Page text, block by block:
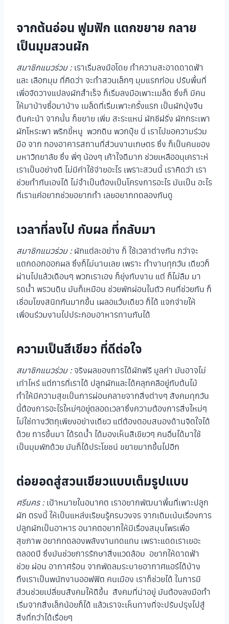
จากต้นอ่อน ฟูมฟัก แตกขยาย กลาย
เป็นมุมสวนผัก
สมาชิกแนวร่วม :เราเริ่มลงมือโดย ทำความสะอาดดาดฟ้า
และ เลือกมุม ที่คิดว่า จะทำสวนเล็กๆ มุมแรกก่อน ปรับพื้นที่
เพื่อจัดวางแปลงผักสำเร็จ ก็เริ่มลงมือเพาะเมล็ด ซึ่งก็ มีคน
ให้มาบ้างซื้อมาบ้าง เมล็ดที่เริ่มเพาะครั้งแรก เป็นผักบุ้งจีน
ต้นคะน้า จากนั้น ก็ขยาย เพิ่ม สะระแหน่ ผักชีฝรั่ง ผักกระเพา
ผักโหระพา พริกขี้หนู พวกดิน พวกปุ๋ย นี่ เราไปขอความร่วม
มือ จาก กองอาคารสถานที่ส่วนงานเกษตร ซึ่ง ก็เป็นคนของ
มหาวิทยาลัย ซึ่ง พี่ๆ น้องๆ เค้าใจดีมาก ช่วยเหลืออนุเคราะห์
เราเป็นอย่างดี ไม่มีค่าใช้จ่ายอะไร เพราะสวนนี้ เราคิดว่า เรา
ช่วยทำกันเองได้ ไม่จำเป็นต้องเป็นโครงการอะไร มันเป็น อะไร
ที่เราแค่อยากช่วยอยากทำ เลยอยากทดลองกันดู
เวลาที่ลงไป กับผล ที่กลับมา
สมาชิกแนวร่วม :ผักแต่ละอย่าง ก็ ใช้เวลาต่างกัน กว่าจะ
แตกดอกออกผล ซึ่งก็ไม่นานเลย เพราะ ทำงานทุกวัน เดียวก็
ผ่านไปแล้วเดือนๆ พวกเราเอง ก็ยุ่งกับงาน แต่ ก็ไม่ลืม มา
รดน้ำ พรวนดิน มันก็เหมือน ช่วยพักผ่อนในตัว คนที่ช่วยกัน ก็
เชื่อมโยงสนิทกันมากขึ้น เผลอแว้บเดียว ก็ได้ แจกจ่ายให้
เพื่อนร่วมงานไปประกอบอาหารทานกันได้
ความเป็นสีเขียว ที่ดีต่อใจ
สมาชิกแนวร่วม :จริงผลของการได้ผักฟรี มูลค่า มันอาจไม่
เท่าไหร่ แต่การที่เราได้ ปลูกผักและได้คลุกคลีอยู่กับต้นไม้
ทำให้มีความสุขเป็นการผ่อนคลายจากสิ่งต่างๆ สังคมทุกวัน
นี้ต้องการอะไรใหม่ๆอยู่ตลอดเวลาซึ่งความต้องการสิ่งใหม่ๆ
ไม่ใช่ทางวัตถุเพียงอย่างเดียว แต่ต้องตอบสนองด้านจิตใจได้
ด้วย การขึ้นมา ได้รดน้ำ ได้มองเห็นสีเขียวๆ คนอื่นได้มาใช้
เป็นมุมพักด้วย มันก็ได้ประโยชน์ ขยายมากขึ้นไปอีก
ต่อยอดสู่สวนเขียวแบบเต็มรูปแบบ
ศรีนคร :เป้าหมายในอนาคต เราอยากพัฒนาพื้นที่เพาะปลูก
ผัก ตรงนี้ ให้เป็นแหล่งเรียนรู้ครบวงจร จากเดิมเน้นเรื่องการ
ปลูกผักเป็นอาหาร อนาคตอยากให้มีเรื่องสมุนไพรเพื่อ
สุขภาพ อยากทดลองพลังงานทดแทน เพราะแดดเราเยอะ
ตลอดปี ซึ่งมันช่วยการรักษาสิ่งแวดล้อม อยากให้ดาดฟ้า
ช่วย ผ่อน อากาศร้อน จากพัดลมระบายอากาศแอร์ได้บ้าง
ถึงเราเป็นพนักงานออฟฟิต คนเมือง เราก็ช่วยได้ ในการมี
ส่วนช่วยเปลี่ยนสังคมให้ดีขึ้น สังคมที่น่าอยู่ มันต้องลงมือทำ
เริ่มจากสิ่งเล็กน้อยก็ได้ แล้วเราจะเห็นทางที่จะปรับปรุงไปสู่
สิ่งที่กว่าได้เรื่อยๆ